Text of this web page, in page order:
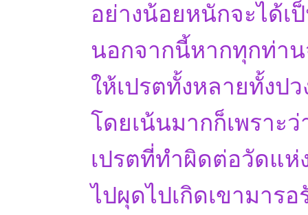
อย่างน้อยหนักจะได้เ
นอกจากนี้หากทุกท่าน
ให้เปรตทั้งหลายทั้งปว
โดยเน้นมากก็เพราะ
เปรตที่ทำผิดต่อวัดแห่
ไปผุดไปเกิดเขามาร